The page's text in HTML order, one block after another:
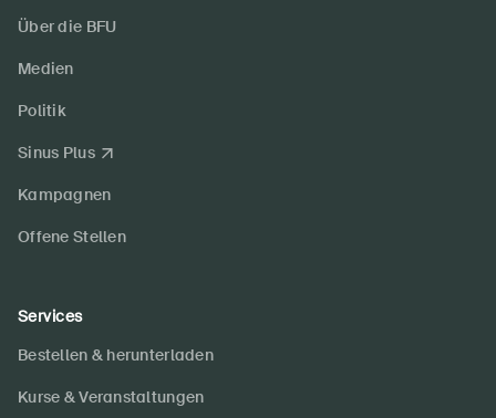
Über die BFU
Medien
Politik
Sinus Plus
Kampagnen
Offene Stellen
Services
Bestellen & herunterladen
Kurse & Veranstaltungen